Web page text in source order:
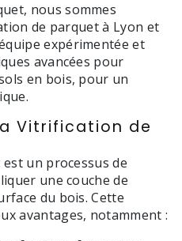
nous sommes
de parquet à Lyon et
expérimentée et
avancées pour
en bois, pour un
Vitrification de
un processus de
une couche de
du bois. Cette
avantages, notamment :